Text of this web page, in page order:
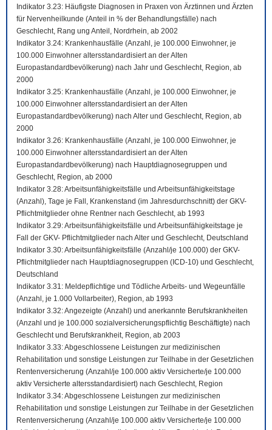
Indikator 3.23: Häufigste Diagnosen in Praxen von Ärztinnen und Ärzten
für Nervenheilkunde (Anteil in % der Behandlungsfälle) nach
Geschlecht, Rang ung Anteil, Nordrhein, ab 2002
Indikator 3.24: Krankenhausfälle (Anzahl, je 100.000 Einwohner, je
100.000 Einwohner altersstandardisiert an der Alten
Europastandardbevölkerung) nach Jahr und Geschlecht, Region, ab
2000
Indikator 3.25: Krankenhausfälle (Anzahl, je 100.000 Einwohner, je
100.000 Einwohner altersstandardisiert an der Alten
Europastandardbevölkerung) nach Alter und Geschlecht, Region, ab
2000
Indikator 3.26: Krankenhausfälle (Anzahl, je 100.000 Einwohner, je
100.000 Einwohner altersstandardisiert an der Alten
Europastandardbevölkerung) nach Hauptdiagnosegruppen und
Geschlecht, Region, ab 2000
Indikator 3.28: Arbeitsunfähigkeitsfälle und Arbeitsunfähigkeitstage
(Anzahl), Tage je Fall, Krankenstand (im Jahresdurchschnitt) der GKV-
Pflichtmitglieder ohne Rentner nach Geschlecht, ab 1993
Indikator 3.29: Arbeitsunfähigkeitsfälle und Arbeitsunfähigkeitstage je
Fall der GKV- Pflichtmitglieder nach Alter und Geschlecht, Deutschland
Indikator 3.30: Arbeitsunfähigkeitsfälle (Anzahl/je 100.000) der GKV-
Pflichtmitglieder nach Hauptdiagnosegruppen (ICD-10) und Geschlecht,
Deutschland
Indikator 3.31: Meldepflichtige und Tödliche Arbeits- und Wegeunfälle
(Anzahl, je 1.000 Vollarbeiter), Region, ab 1993
Indikator 3.32: Angezeigte (Anzahl) und anerkannte Berufskrankheiten
(Anzahl und je 100.000 sozialversicherungspflichtig Beschäftigte) nach
Geschlecht und Berufskrankheit, Region, ab 2003
Indikator 3.33: Abgeschlossene Leistungen zur medizinischen
Rehabilitation und sonstige Leistungen zur Teilhabe in der Gesetzlichen
Rentenversicherung (Anzahl/je 100.000 aktiv Versicherte/je 100.000
aktiv Versicherte altersstandardisiert) nach Geschlecht, Region
Indikator 3.34: Abgeschlossene Leistungen zur medizinischen
Rehabilitation und sonstige Leistungen zur Teilhabe in der Gesetzlichen
Rentenversicherung (Anzahl/je 100.000 aktiv Versicherte/je 100.000